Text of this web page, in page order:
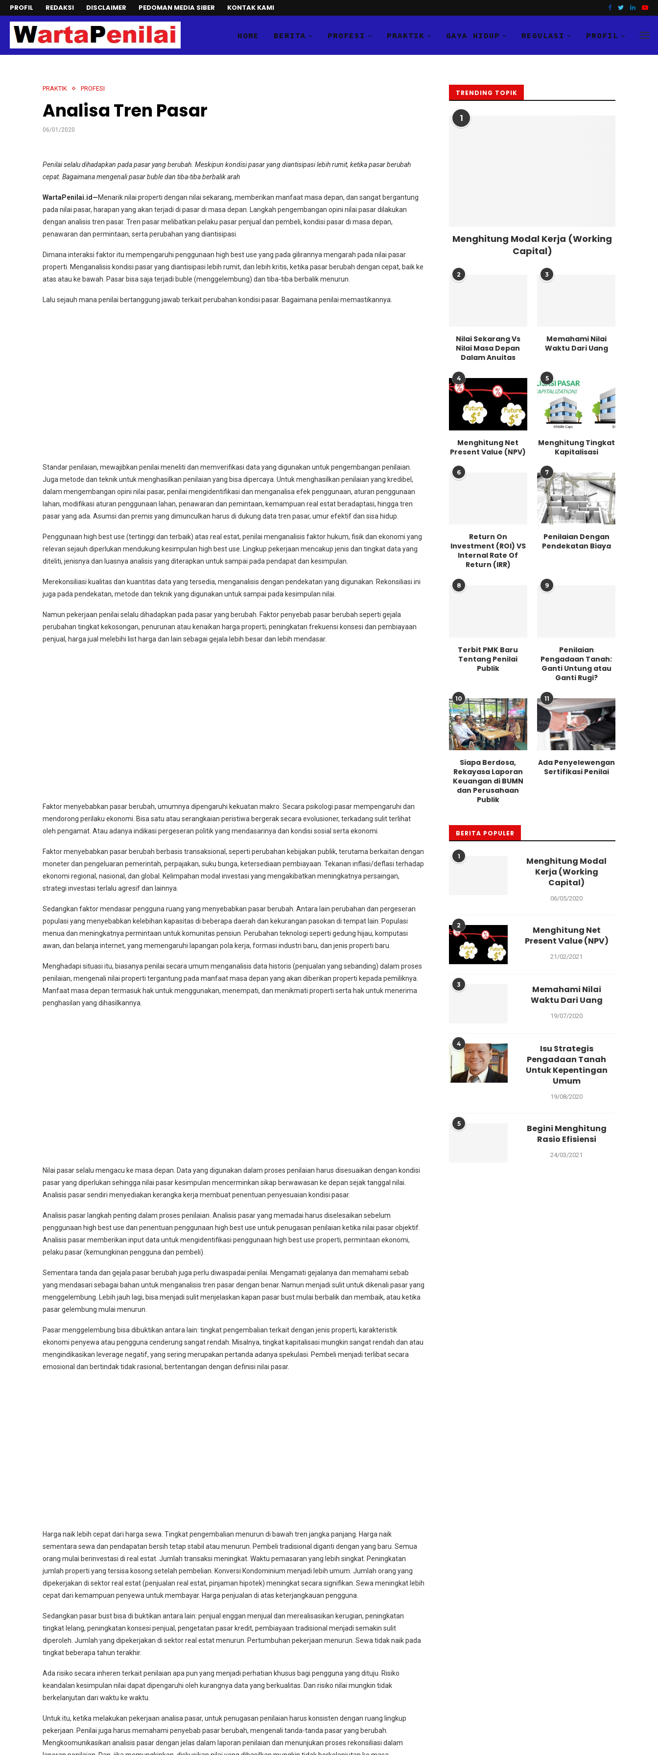
PROFIL REDAKSI DISCLAIMER PEDOMAN MEDIA SIBER KONTAK KAMI
HOME BERITA PROFESI PRAKTIK GAYA HIDUP REGULASI PROFIL
PRAKTIK PROFESI
Analisa Tren Pasar
06/01/2020
Penilai selalu dihadapkan pada pasar yang berubah. Meskipun kondisi pasar yang diantisipasi lebih rumit, ketika pasar berubah
cepat. Bagaimana mengenali pasar buble dan tiba-tiba berbalik arah
WartaPenilai.id—Menarik nilai properti dengan nilai sekarang, memberikan manfaat masa depan, dan sangat bergantung
pada nilai pasar, harapan yang akan terjadi di pasar di masa depan. Langkah pengembangan opini nilai pasar dilakukan
dengan analisis tren pasar. Tren pasar melibatkan pelaku pasar penjual dan pembeli, kondisi pasar di masa depan,
penawaran dan permintaan, serta perubahan yang diantisipasi.
Dimana interaksi faktor itu mempengaruhi penggunaan high best use yang pada gilirannya mengarah pada nilai pasar
properti. Menganalisis kondisi pasar yang diantisipasi lebih rumit, dan lebih kritis, ketika pasar berubah dengan cepat, baik ke
atas atau ke bawah. Pasar bisa saja terjadi buble (menggelembung) dan tiba-tiba berbalik menurun.
Lalu sejauh mana penilai bertanggung jawab terkait perubahan kondisi pasar. Bagaimana penilai memastikannya.
Standar penilaian, mewajibkan penilai meneliti dan memverifikasi data yang digunakan untuk pengembangan penilaian.
Juga metode dan teknik untuk menghasilkan penilaian yang bisa dipercaya. Untuk menghasilkan penilaian yang kredibel,
dalam mengembangan opini nilai pasar, penilai mengidentifikasi dan menganalisa efek penggunaan, aturan penggunaan
lahan, modifikasi aturan penggunaan lahan, penawaran dan pemintaan, kemampuan real estat beradaptasi, hingga tren
pasar yang ada. Asumsi dan premis yang dimunculkan harus di dukung data tren pasar, umur efektif dan sisa hidup.
Penggunaan high best use (tertinggi dan terbaik) atas real estat, penilai menganalisis faktor hukum, fisik dan ekonomi yang
relevan sejauh diperlukan mendukung kesimpulan high best use. Lingkup pekerjaan mencakup jenis dan tingkat data yang
diteliti, jenisnya dan luasnya analisis yang diterapkan untuk sampai pada pendapat dan kesimpulan.
Merekonsiliasi kualitas dan kuantitas data yang tersedia, menganalisis dengan pendekatan yang digunakan. Rekonsiliasi ini
juga pada pendekatan, metode dan teknik yang digunakan untuk sampai pada kesimpulan nilai.
Namun pekerjaan penilai selalu dihadapkan pada pasar yang berubah. Faktor penyebab pasar berubah seperti gejala
perubahan tingkat kekosongan, penurunan atau kenaikan harga properti, peningkatan frekuensi konsesi dan pembiayaan
penjual, harga jual melebihi list harga dan lain sebagai gejala lebih besar dan lebih mendasar.
Faktor menyebabkan pasar berubah, umumnya dipengaruhi kekuatan makro. Secara psikologi pasar mempengaruhi dan
mendorong perilaku ekonomi. Bisa satu atau serangkaian peristiwa bergerak secara evolusioner, terkadang sulit terlihat
oleh pengamat. Atau adanya indikasi pergeseran politik yang mendasarinya dan kondisi sosial serta ekonomi.
Faktor menyebabkan pasar berubah berbasis transaksional, seperti perubahan kebijakan publik, terutama berkaitan dengan
moneter dan pengeluaran pemerintah, perpajakan, suku bunga, ketersediaan pembiayaan. Tekanan inflasi/deflasi terhadap
ekonomi regional, nasional, dan global. Kelimpahan modal investasi yang mengakibatkan meningkatnya persaingan,
strategi investasi terlalu agresif dan lainnya.
Sedangkan faktor mendasar pengguna ruang yang menyebabkan pasar berubah. Antara lain perubahan dan pergeseran
populasi yang menyebabkan kelebihan kapasitas di beberapa daerah dan kekurangan pasokan di tempat lain. Populasi
menua dan meningkatnya permintaan untuk komunitas pensiun. Perubahan teknologi seperti gedung hijau, komputasi
awan, dan belanja internet, yang memengaruhi lapangan pola kerja, formasi industri baru, dan jenis properti baru.
Menghadapi situasi itu, biasanya penilai secara umum menganalisis data historis (penjualan yang sebanding) dalam proses
penilaian, mengenali nilai properti tergantung pada manfaat masa depan yang akan diberikan properti kepada pemiliknya.
Manfaat masa depan termasuk hak untuk menggunakan, menempati, dan menikmati properti serta hak untuk menerima
penghasilan yang dihasilkannya.
Nilai pasar selalu mengacu ke masa depan. Data yang digunakan dalam proses penilaian harus disesuaikan dengan kondisi
pasar yang diperlukan sehingga nilai pasar kesimpulan mencerminkan sikap berwawasan ke depan sejak tanggal nilai.
Analisis pasar sendiri menyediakan kerangka kerja membuat penentuan penyesuaian kondisi pasar.
Analisis pasar langkah penting dalam proses penilaian. Analisis pasar yang memadai harus diselesaikan sebelum
penggunaan high best use dan penentuan penggunaan high best use untuk penugasan penilaian ketika nilai pasar objektif.
Analisis pasar memberikan input data untuk mengidentifikasi penggunaan high best use properti, permintaan ekonomi,
pelaku pasar (kemungkinan pengguna dan pembeli).
Sementara tanda dan gejala pasar berubah juga perlu diwaspadai penilai. Mengamati gejalanya dan memahami sebab
yang mendasari sebagai bahan untuk menganalisis tren pasar dengan benar. Namun menjadi sulit untuk dikenali pasar yang
menggelembung. Lebih jauh lagi, bisa menjadi sulit menjelaskan kapan pasar bust mulai berbalik dan membaik, atau ketika
pasar gelembung mulai menurun.
Pasar menggelembung bisa dibuktikan antara lain: tingkat pengembalian terkait dengan jenis properti, karakteristik
ekonomi penyewa atau pengguna cenderung sangat rendah. Misalnya, tingkat kapitalisasi mungkin sangat rendah dan atau
mengindikasikan leverage negatif, yang sering merupakan pertanda adanya spekulasi. Pembeli menjadi terlibat secara
emosional dan bertindak tidak rasional, bertentangan dengan definisi nilai pasar.
Harga naik lebih cepat dari harga sewa. Tingkat pengembalian menurun di bawah tren jangka panjang. Harga naik
sementara sewa dan pendapatan bersih tetap stabil atau menurun. Pembeli tradisional diganti dengan yang baru. Semua
orang mulai berinvestasi di real estat. Jumlah transaksi meningkat. Waktu pemasaran yang lebih singkat. Peningkatan
jumlah properti yang tersisa kosong setelah pembelian. Konversi Kondominium menjadi lebih umum. Jumlah orang yang
dipekerjakan di sektor real estat (penjualan real estat, pinjaman hipotek) meningkat secara signifikan. Sewa meningkat lebih
cepat dari kemampuan penyewa untuk membayar. Harga penjualan di atas keterjangkauan pengguna.
Sedangkan pasar bust bisa di buktikan antara lain: penjual enggan menjual dan merealisasikan kerugian, peningkatan
tingkat lelang, peningkatan konsesi penjual, pengetatan pasar kredit, pembiayaan tradisional menjadi semakin sulit
diperoleh. Jumlah yang dipekerjakan di sektor real estat menurun. Pertumbuhan pekerjaan menurun. Sewa tidak naik pada
tingkat beberapa tahun terakhir.
Ada risiko secara inheren terkait penilaian apa pun yang menjadi perhatian khusus bagi pengguna yang dituju. Risiko
keandalan kesimpulan nilai dapat dipengaruhi oleh kurangnya data yang berkualitas. Dan risiko nilai mungkin tidak
berkelanjutan dari waktu ke waktu.
Untuk itu, ketika melakukan pekerjaan analisa pasar, untuk penugasan penilaian harus konsisten dengan ruang lingkup
pekerjaan. Penilai juga harus memahami penyebab pasar berubah, mengenali tanda-tanda pasar yang berubah.
Mengkoomunikasikan analisis pasar dengan jelas dalam laporan penilaian dan menunjukan proses rekonsiliasi dalam
TRENDING TOPIK
1
Menghitung Modal Kerja (Working
Capital)
2
Nilai Sekarang Vs
Nilai Masa Depan
Dalam Anuitas
3
Memahami Nilai
Waktu Dari Uang
4
Menghitung Net
Present Value (NPV)
5
Menghitung Tingkat
Kapitalisasi
6
Return On
Investment (ROI) VS
Internal Rate Of
Return (IRR)
7
Penilaian Dengan
Pendekatan Biaya
8
Terbit PMK Baru
Tentang Penilai
Publik
9
Penilaian
Pengadaan Tanah:
Ganti Untung atau
Ganti Rugi?
10
Siapa Berdosa,
Rekayasa Laporan
Keuangan di BUMN
dan Perusahaan
Publik
11
Ada Penyelewengan
Sertifikasi Penilai
BERITA POPULER
1
Menghitung Modal
Kerja (Working
Capital)
06/05/2020
2
Menghitung Net
Present Value (NPV)
21/02/2021
3
Memahami Nilai
Waktu Dari Uang
19/07/2020
4
Isu Strategis
Pengadaan Tanah
Untuk Kepentingan
Umum
19/08/2020
5
Begini Menghitung
Rasio Efisiensi
24/03/2021